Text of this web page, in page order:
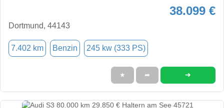
38.099 €
Dortmund, 44143
7.402 km Benzin 245 kw (333 PS)
★ ➦ ➜